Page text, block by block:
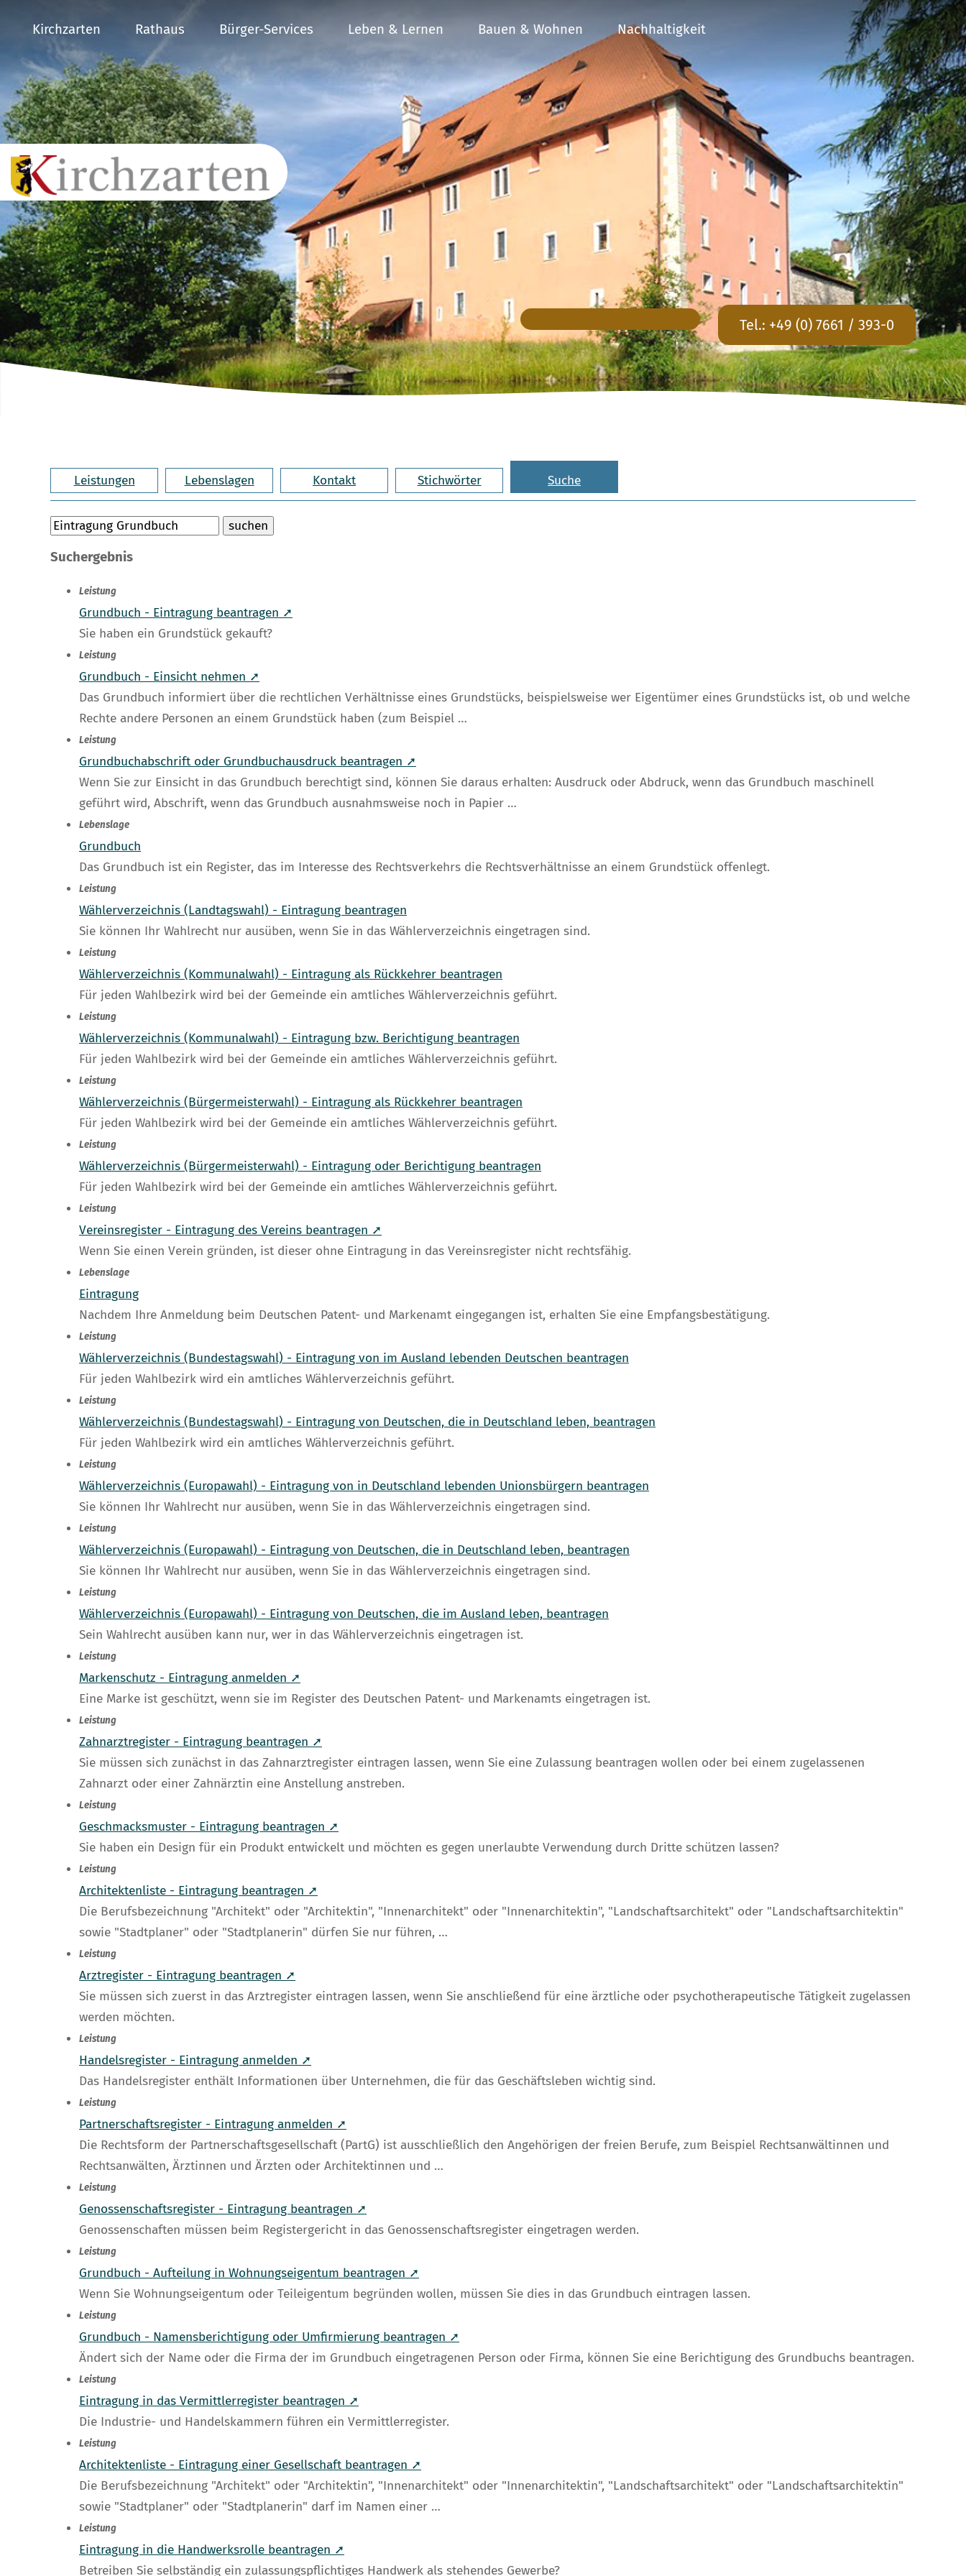
Kirchzarten Rathaus Bürger-Services Leben & Lernen Bauen & Wohnen Nachhaltigkeit
Tel.: +49 (0) 7661 / 393-0
Leistungen Lebenslagen Kontakt Stichwörter Suche
Suchergebnis
Leistung
Grundbuch - Eintragung beantragen ➚
Sie haben ein Grundstück gekauft?
Leistung
Grundbuch - Einsicht nehmen ➚
Das Grundbuch informiert über die rechtlichen Verhältnisse eines Grundstücks, beispielsweise wer Eigentümer eines Grundstücks ist, ob und welche
Rechte andere Personen an einem Grundstück haben (zum Beispiel …
Leistung
Grundbuchabschrift oder Grundbuchausdruck beantragen ➚
Wenn Sie zur Einsicht in das Grundbuch berechtigt sind, können Sie daraus erhalten: Ausdruck oder Abdruck, wenn das Grundbuch maschinell
geführt wird, Abschrift, wenn das Grundbuch ausnahmsweise noch in Papier …
Lebenslage
Grundbuch
Das Grundbuch ist ein Register, das im Interesse des Rechtsverkehrs die Rechtsverhältnisse an einem Grundstück offenlegt.
Leistung
Wählerverzeichnis (Landtagswahl) - Eintragung beantragen
Sie können Ihr Wahlrecht nur ausüben, wenn Sie in das Wählerverzeichnis eingetragen sind.
Leistung
Wählerverzeichnis (Kommunalwahl) - Eintragung als Rückkehrer beantragen
Für jeden Wahlbezirk wird bei der Gemeinde ein amtliches Wählerverzeichnis geführt.
Leistung
Wählerverzeichnis (Kommunalwahl) - Eintragung bzw. Berichtigung beantragen
Für jeden Wahlbezirk wird bei der Gemeinde ein amtliches Wählerverzeichnis geführt.
Leistung
Wählerverzeichnis (Bürgermeisterwahl) - Eintragung als Rückkehrer beantragen
Für jeden Wahlbezirk wird bei der Gemeinde ein amtliches Wählerverzeichnis geführt.
Leistung
Wählerverzeichnis (Bürgermeisterwahl) - Eintragung oder Berichtigung beantragen
Für jeden Wahlbezirk wird bei der Gemeinde ein amtliches Wählerverzeichnis geführt.
Leistung
Vereinsregister - Eintragung des Vereins beantragen ➚
Wenn Sie einen Verein gründen, ist dieser ohne Eintragung in das Vereinsregister nicht rechtsfähig.
Lebenslage
Eintragung
Nachdem Ihre Anmeldung beim Deutschen Patent- und Markenamt eingegangen ist, erhalten Sie eine Empfangsbestätigung.
Leistung
Wählerverzeichnis (Bundestagswahl) - Eintragung von im Ausland lebenden Deutschen beantragen
Für jeden Wahlbezirk wird ein amtliches Wählerverzeichnis geführt.
Leistung
Wählerverzeichnis (Bundestagswahl) - Eintragung von Deutschen, die in Deutschland leben, beantragen
Für jeden Wahlbezirk wird ein amtliches Wählerverzeichnis geführt.
Leistung
Wählerverzeichnis (Europawahl) - Eintragung von in Deutschland lebenden Unionsbürgern beantragen
Sie können Ihr Wahlrecht nur ausüben, wenn Sie in das Wählerverzeichnis eingetragen sind.
Leistung
Wählerverzeichnis (Europawahl) - Eintragung von Deutschen, die in Deutschland leben, beantragen
Sie können Ihr Wahlrecht nur ausüben, wenn Sie in das Wählerverzeichnis eingetragen sind.
Leistung
Wählerverzeichnis (Europawahl) - Eintragung von Deutschen, die im Ausland leben, beantragen
Sein Wahlrecht ausüben kann nur, wer in das Wählerverzeichnis eingetragen ist.
Leistung
Markenschutz - Eintragung anmelden ➚
Eine Marke ist geschützt, wenn sie im Register des Deutschen Patent- und Markenamts eingetragen ist.
Leistung
Zahnarztregister - Eintragung beantragen ➚
Sie müssen sich zunächst in das Zahnarztregister eintragen lassen, wenn Sie eine Zulassung beantragen wollen oder bei einem zugelassenen
Zahnarzt oder einer Zahnärztin eine Anstellung anstreben.
Leistung
Geschmacksmuster - Eintragung beantragen ➚
Sie haben ein Design für ein Produkt entwickelt und möchten es gegen unerlaubte Verwendung durch Dritte schützen lassen?
Leistung
Architektenliste - Eintragung beantragen ➚
Die Berufsbezeichnung "Architekt" oder "Architektin", "Innenarchitekt" oder "Innenarchitektin", "Landschaftsarchitekt" oder "Landschaftsarchitektin"
sowie "Stadtplaner" oder "Stadtplanerin" dürfen Sie nur führen, …
Leistung
Arztregister - Eintragung beantragen ➚
Sie müssen sich zuerst in das Arztregister eintragen lassen, wenn Sie anschließend für eine ärztliche oder psychotherapeutische Tätigkeit zugelassen
werden möchten.
Leistung
Handelsregister - Eintragung anmelden ➚
Das Handelsregister enthält Informationen über Unternehmen, die für das Geschäftsleben wichtig sind.
Leistung
Partnerschaftsregister - Eintragung anmelden ➚
Die Rechtsform der Partnerschaftsgesellschaft (PartG) ist ausschließlich den Angehörigen der freien Berufe, zum Beispiel Rechtsanwältinnen und
Rechtsanwälten, Ärztinnen und Ärzten oder Architektinnen und …
Leistung
Genossenschaftsregister - Eintragung beantragen ➚
Genossenschaften müssen beim Registergericht in das Genossenschaftsregister eingetragen werden.
Leistung
Grundbuch - Aufteilung in Wohnungseigentum beantragen ➚
Wenn Sie Wohnungseigentum oder Teileigentum begründen wollen, müssen Sie dies in das Grundbuch eintragen lassen.
Leistung
Grundbuch - Namensberichtigung oder Umfirmierung beantragen ➚
Ändert sich der Name oder die Firma der im Grundbuch eingetragenen Person oder Firma, können Sie eine Berichtigung des Grundbuchs beantragen.
Leistung
Eintragung in das Vermittlerregister beantragen ➚
Die Industrie- und Handelskammern führen ein Vermittlerregister.
Leistung
Architektenliste - Eintragung einer Gesellschaft beantragen ➚
Die Berufsbezeichnung "Architekt" oder "Architektin", "Innenarchitekt" oder "Innenarchitektin", "Landschaftsarchitekt" oder "Landschaftsarchitektin"
sowie "Stadtplaner" oder "Stadtplanerin" darf im Namen einer …
Leistung
Eintragung in die Handwerksrolle beantragen ➚
Betreiben Sie selbständig ein zulassungspflichtiges Handwerk als stehendes Gewerbe?